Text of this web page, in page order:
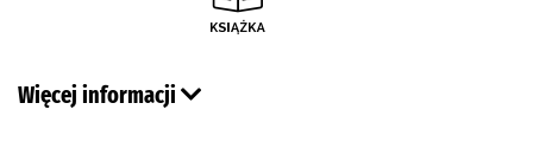
Więcej informacji